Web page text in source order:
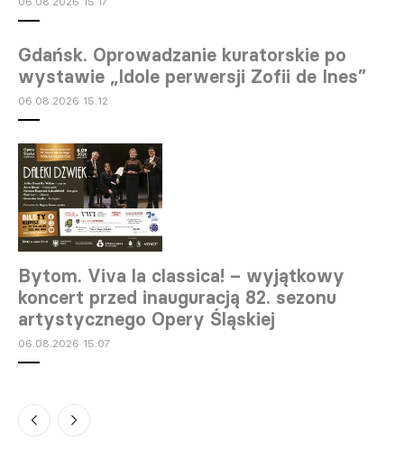
Gdańsk. Oprowadzanie kuratorskie po
wystawie „Idole perwersji Zofii de Ines”
06.08.2026 15:12
Bytom. Viva la classica! – wyjątkowy
koncert przed inauguracją 82. sezonu
artystycznego Opery Śląskiej
06.08.2026 15:07
Teatru Ochoty